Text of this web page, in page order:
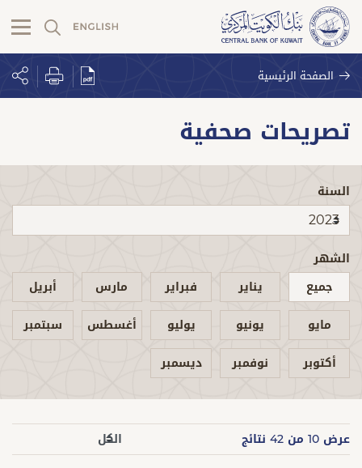
الصفحة الرئيسية
تصريحات صحفية
السنة
الشهر
جميع
يناير فبراير مارس
أبريل
مايو
يونيو يوليو أغسطس
سبتمبر
أكتوبر
نوفمبر ديسمبر
عرض 10 من 42 نتائج